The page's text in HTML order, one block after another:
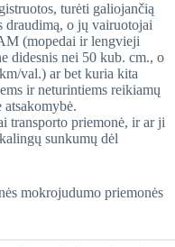
turėti galiojančią
draudimą, o jų vairuotojai
(mopedai ir lengvieji
didesnis nei 50 kub. cm., o
val.) ar bet kuria kita
ir neturintiems reikiamų
transporto priemonė, ir ar ji
sunkumų dėl
mokrojudumo priemonės